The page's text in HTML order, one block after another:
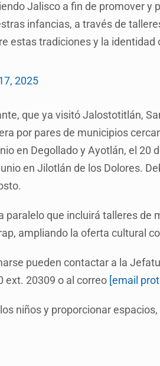
Jalisco a fin de promover y
infancias, a través de
estas tradiciones y la identidad
2025
que ya visitó Jalostotitlán,
por pares de municipios
en Degollado y Ayotlán, el 20
en Jilotlán de los Dolores.
paralelo que incluirá talleres de
ampliando la oferta cultural
pueden contactar a la
ext. 20309 o al correo [email
niños y proporcionar